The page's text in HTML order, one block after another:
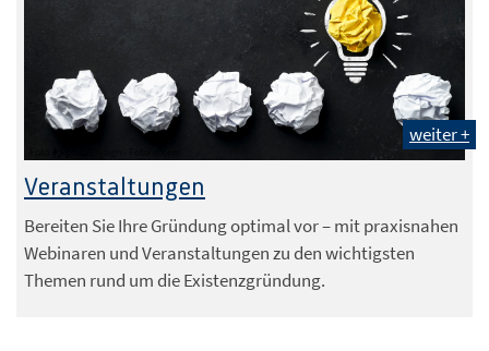
weiter +
Veranstaltungen
Bereiten Sie Ihre Gründung optimal vor – mit praxisnahen
Webinaren und Veranstaltungen zu den wichtigsten
Themen rund um die Existenzgründung.